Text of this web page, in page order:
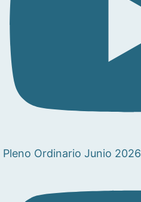
Pleno Ordinario Junio 2026